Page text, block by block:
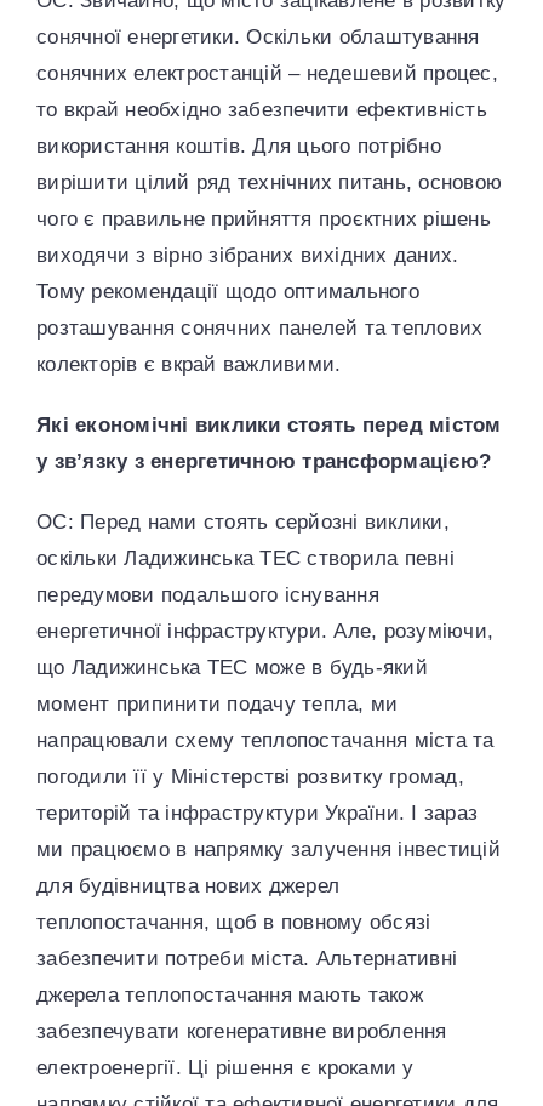
сонячної енергетики. Оскільки облаштування
сонячних електростанцій – недешевий процес,
то вкрай необхідно забезпечити ефективність
використання коштів. Для цього потрібно
вирішити цілий ряд технічних питань, основою
чого є правильне прийняття проєктних рішень
виходячи з вірно зібраних вихідних даних.
Тому рекомендації щодо оптимального
розташування сонячних панелей та теплових
колекторів є вкрай важливими.
Які економічні виклики стоять перед містом
у зв’язку з енергетичною трансформацією?
ОС: Перед нами стоять серйозні виклики,
оскільки Ладижинська ТЕС створила певні
передумови подальшого існування
енергетичної інфраструктури. Але, розуміючи,
що Ладижинська ТЕС може в будь-який
момент припинити подачу тепла, ми
напрацювали схему теплопостачання міста та
погодили її у Міністерстві розвитку громад,
територій та інфраструктури України. І зараз
ми працюємо в напрямку залучення інвестицій
для будівництва нових джерел
теплопостачання, щоб в повному обсязі
забезпечити потреби міста. Альтернативні
джерела теплопостачання мають також
забезпечувати когенеративне вироблення
електроенергії. Ці рішення є кроками у